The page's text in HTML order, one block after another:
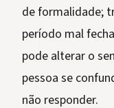
de formalidade;
período mal
pode alterar o
pessoa se
não responder.